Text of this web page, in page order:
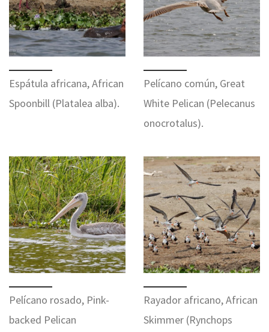
Espátula africana, African
Spoonbill (Platalea alba).
Pelícano común, Great
White Pelican (Pelecanus
onocrotalus).
Pelícano rosado, Pink-
backed Pelican
Rayador africano, African
Skimmer (Rynchops